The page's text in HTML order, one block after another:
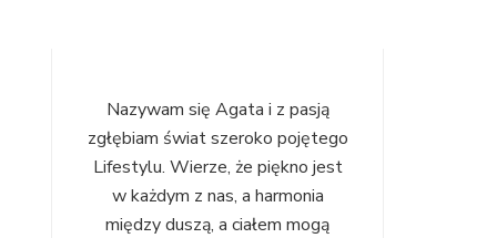
Nazywam się Agata i z pasją
zgłębiam świat szeroko pojętego
Lifestylu. Wierze, że piękno jest
w każdym z nas, a harmonia
między duszą, a ciałem mogą